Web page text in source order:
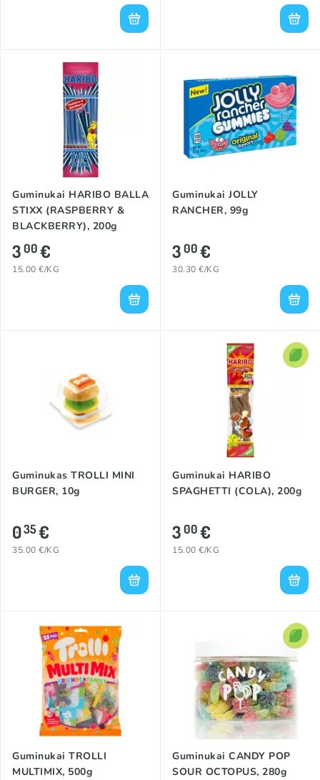
Guminukai HARIBO BALLA
STIXX (RASPBERRY &
BLACKBERRY), 200g
300€
15.00 €/KG
Guminukai JOLLY
RANCHER, 99g
300€
30.30 €/KG
Guminukas TROLLI MINI
BURGER, 10g
035€
35.00 €/KG
Guminukai HARIBO
SPAGHETTI (COLA), 200g
300€
15.00 €/KG
Guminukai TROLLI
MULTIMIX, 500g
Guminukai CANDY POP
SOUR OCTOPUS, 280g